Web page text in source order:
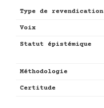
Type de revendication
Voix
Statut épistémique
Méthodologie
Certitude